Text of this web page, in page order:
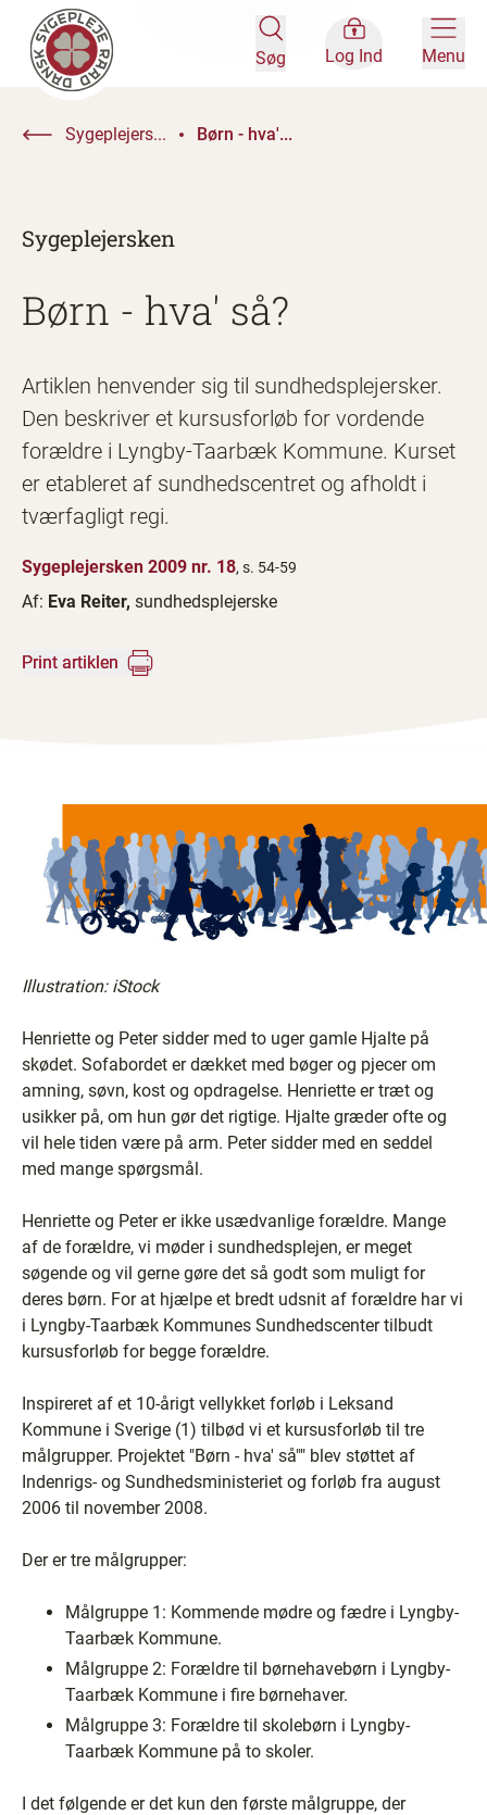
Søg Log Ind Menu
Sygeplejers... Børn - hva'...
Sygeplejersken
Børn - hva' så?
Artiklen henvender sig til sundhedsplejersker.
Den beskriver et kursusforløb for vordende
forældre i Lyngby-Taarbæk Kommune. Kurset
er etableret af sundhedscentret og afholdt i
tværfagligt regi.
Sygeplejersken 2009 nr. 18, s. 54-59
Af: Eva Reiter, sundhedsplejerske
Print artiklen
Illustration: iStock
Henriette og Peter sidder med to uger gamle Hjalte på
skødet. Sofabordet er dækket med bøger og pjecer om
amning, søvn, kost og opdragelse. Henriette er træt og
usikker på, om hun gør det rigtige. Hjalte græder ofte og
vil hele tiden være på arm. Peter sidder med en seddel
med mange spørgsmål.
Henriette og Peter er ikke usædvanlige forældre. Mange
af de forældre, vi møder i sundhedsplejen, er meget
søgende og vil gerne gøre det så godt som muligt for
deres børn. For at hjælpe et bredt udsnit af forældre har vi
i Lyngby-Taarbæk Kommunes Sundhedscenter tilbudt
kursusforløb for begge forældre.
Inspireret af et 10-årigt vellykket forløb i Leksand
Kommune i Sverige (1) tilbød vi et kursusforløb til tre
målgrupper. Projektet "Børn - hva' så"" blev støttet af
Indenrigs- og Sundhedsministeriet og forløb fra august
2006 til november 2008.
Der er tre målgrupper:
Målgruppe 1: Kommende mødre og fædre i Lyngby-
Taarbæk Kommune.
Målgruppe 2: Forældre til børnehavebørn i Lyngby-
Taarbæk Kommune i fire børnehaver.
Målgruppe 3: Forældre til skolebørn i Lyngby-
Taarbæk Kommune på to skoler.
I det følgende er det kun den første målgruppe, der